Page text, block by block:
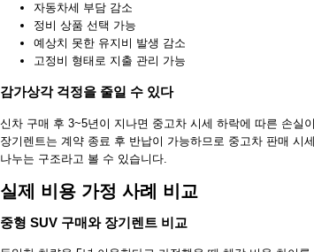
자동차세 부담 감소
정비 상품 선택 가능
예상치 못한 유지비 발생 감소
고정비 형태로 지출 관리 가능
감가상각 걱정을 줄일 수 있다
신차 구매 후 3~5년이 지나면 중고차 시세 하락에 따른 손실
장기렌트는 계약 종료 후 반납이 가능하므로 중고차 판매
나누는 구조라고 볼 수 있습니다.
실제 비용 가정 사례 비교
중형 SUV 구매와 장기렌트 비교